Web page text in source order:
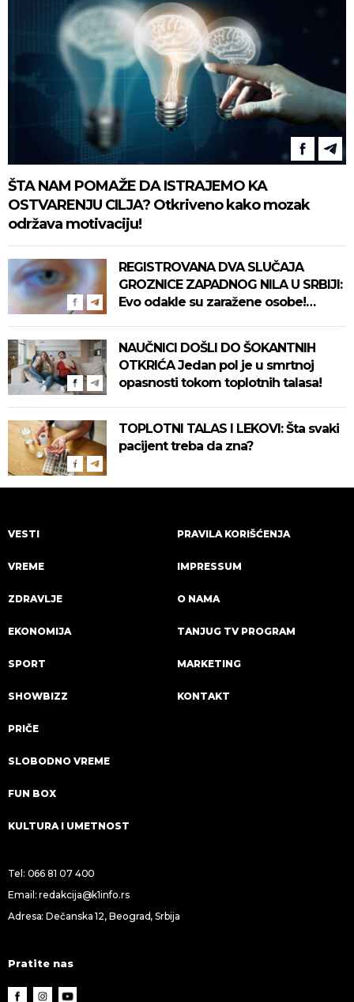
ŠTA NAM POMAŽE DA ISTRAJEMO KA
OSTVARENJU CILJA? Otkriveno kako mozak
održava motivaciju!
REGISTROVANA DVA SLUČAJA
GROZNICE ZAPADNOG NILA U SRBIJI:
Evo odakle su zaražene osobe!
NAUČNICI DOŠLI DO ŠOKANTNIH
OTKRIĆA Jedan pol je u smrtnoj
opasnosti tokom toplotnih talasa!
TOPLOTNI TALAS I LEKOVI: Šta svaki
pacijent treba da zna?
VESTI
VREME
ZDRAVLJE
EKONOMIJA
SPORT
SHOWBIZZ
PRIČE
SLOBODNO VREME
FUN BOX
KULTURA I UMETNOST
PRAVILA KORIŠĆENJA
IMPRESSUM
O NAMA
TANJUG TV PROGRAM
MARKETING
KONTAKT
Tel: 066 81 07 400
Email:redakcija@k1info.rs
Adresa: Dečanska 12, Beograd, Srbija
Pratite nas